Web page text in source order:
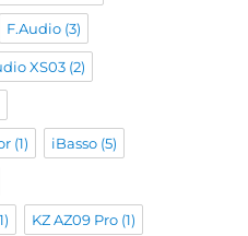
F.Audio(3)
XS03(2)
(1) iBasso(5)
KZ AZ09 Pro(1)